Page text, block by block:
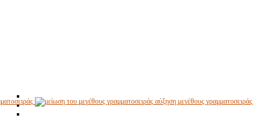
αύξηση μεγέθους γραμματοσειράς